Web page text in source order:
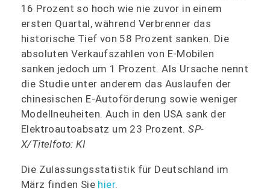
16 Prozent so hoch wie nie zuvor in einem
ersten Quartal, während Verbrenner das
historische Tief von 58 Prozent sanken. Die
absoluten Verkaufszahlen von E-Mobilen
sanken jedoch um 1 Prozent. Als Ursache nennt
die Studie unter anderem das Auslaufen der
chinesischen E-Autoförderung sowie weniger
Modellneuheiten. Auch in den USA sank der
Elektroautoabsatz um 23 Prozent.SP-
X/Titelfoto: KI
Die Zulassungsstatistik für Deutschland im
März finden Sie hier.